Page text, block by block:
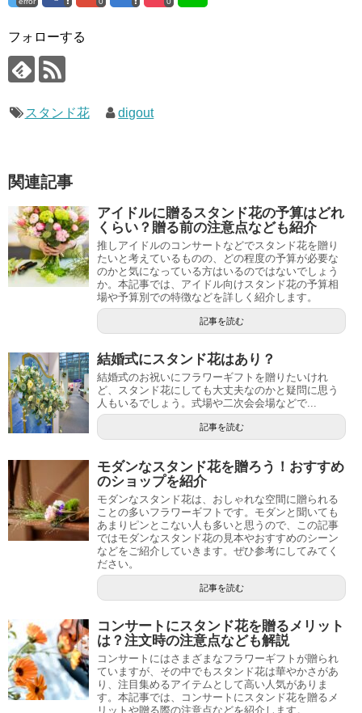
o
o
k
フォローする
スタンド花 digout
関連記事
アイドルに贈るスタンド花の予算はどれ
くらい？贈る前の注意点なども紹介
推しアイドルのコンサートなどでスタンド花を贈り
たいと考えているものの、どの程度の予算が必要な
のかと気になっている方はいるのではないでしょう
か。本記事では、アイドル向けスタンド花の予算相
場や予算別での特徴などを詳しく紹介します。
記事を読む
結婚式にスタンド花はあり？
結婚式のお祝いにフラワーギフトを贈りたいけれ
ど、スタンド花にしても大丈夫なのかと疑問に思う
人もいるでしょう。式場や二次会会場などで...
記事を読む
モダンなスタンド花を贈ろう！おすすめ
のショップを紹介
モダンなスタンド花は、おしゃれな空間に贈られる
ことの多いフラワーギフトです。モダンと聞いても
あまりピンとこない人も多いと思うので、この記事
ではモダンなスタンド花の見本やおすすめのシーン
などをご紹介していきます。ぜひ参考にしてみてく
ださい。
記事を読む
コンサートにスタンド花を贈るメリット
は？注文時の注意点なども解説
コンサートにはさまざまなフラワーギフトが贈られ
ていますが、その中でもスタンド花は華やかさがあ
り、注目集めるアイテムとして高い人気がありま
す。本記事では、コンサートにスタンド花を贈るメ
リットや贈る際の注意点などを紹介します。